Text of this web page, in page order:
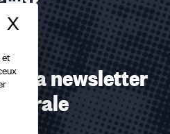
et
X Masquer le
à la newsletter